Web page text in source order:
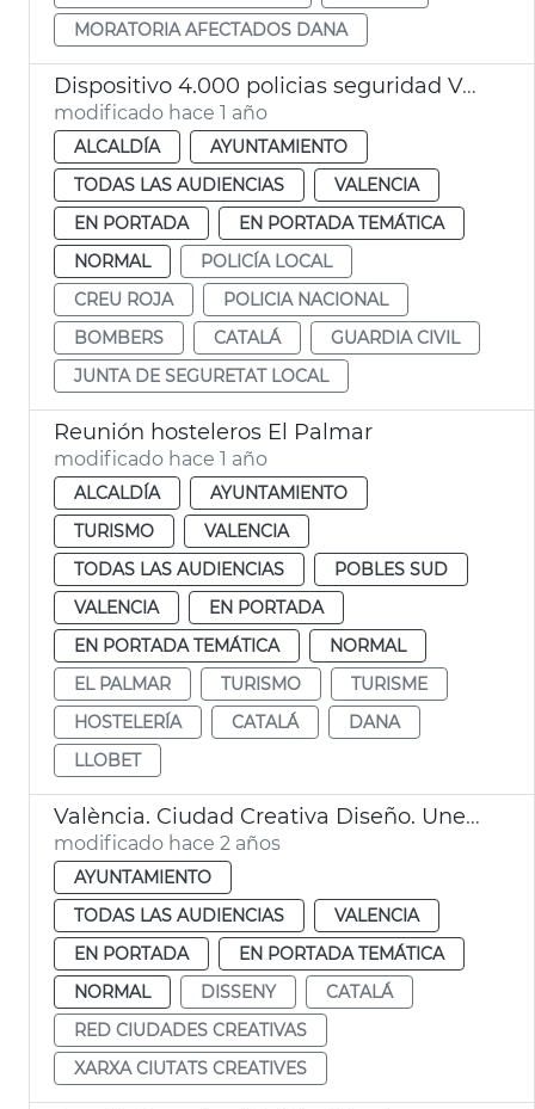
MORATORIA AFECTADOS DANA
Dispositivo 4.000 policias seguridad València en Navidad
modificado hace 1 año
ALCALDÍA
AYUNTAMIENTO
TODAS LAS AUDIENCIAS
VALENCIA
EN PORTADA
EN PORTADA TEMÁTICA
NORMAL
POLICÍA LOCAL
CREU ROJA
POLICIA NACIONAL
BOMBERS
CATALÁ
GUARDIA CIVIL
JUNTA DE SEGURETAT LOCAL
Reunión hosteleros El Palmar
modificado hace 1 año
ALCALDÍA
AYUNTAMIENTO
TURISMO
VALENCIA
TODAS LAS AUDIENCIAS
POBLES SUD
VALENCIA
EN PORTADA
EN PORTADA TEMÁTICA
NORMAL
EL PALMAR
TURISMO
TURISME
HOSTELERÍA
CATALÁ
DANA
LLOBET
València. Ciudad Creativa Diseño. Unesco
modificado hace 2 años
AYUNTAMIENTO
TODAS LAS AUDIENCIAS
VALENCIA
EN PORTADA
EN PORTADA TEMÁTICA
NORMAL
DISSENY
CATALÁ
RED CIUDADES CREATIVAS
XARXA CIUTATS CREATIVES